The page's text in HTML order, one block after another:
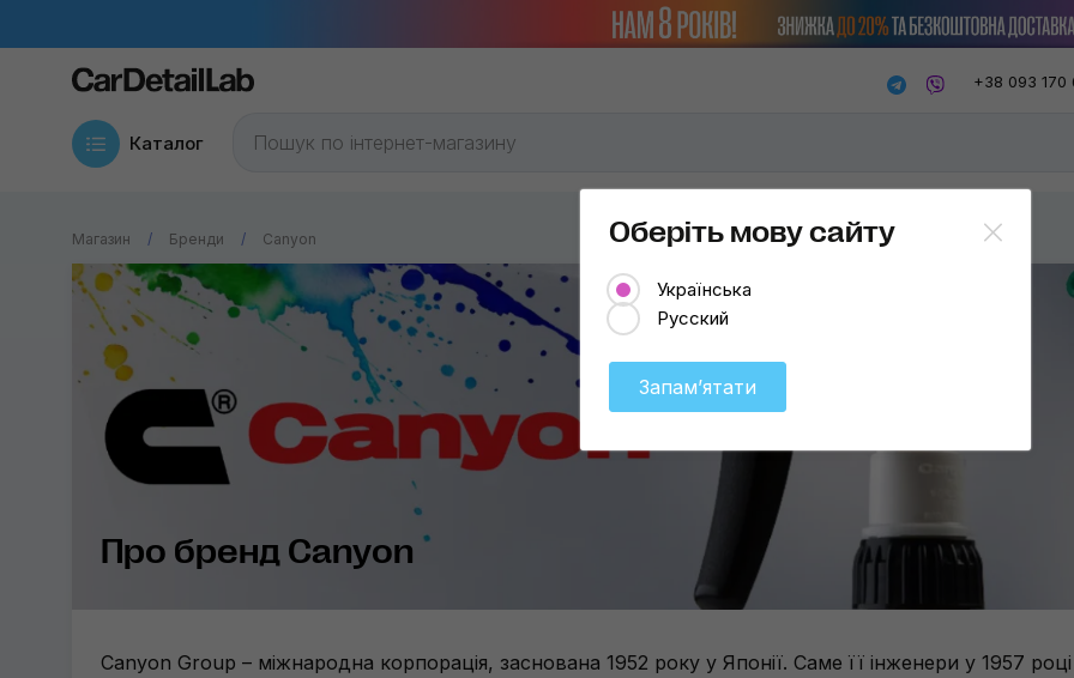
+38 093 170
Каталог
Магазин Бренди Canyon
Про бренд Canyon
Canyon Group – міжнародна корпорація, заснована 1952 року у Японії. Саме її інженери у 1957
Оберіть мову сайту
Українська
Русский
Запамʼятати